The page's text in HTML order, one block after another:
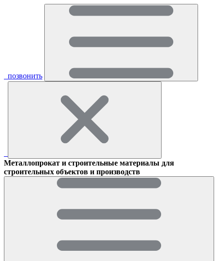
позвонить
Металлопрокат и строительные материалы для
строительных объектов и производств